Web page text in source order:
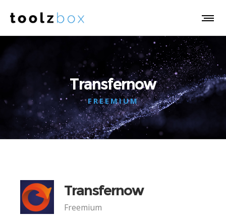
Transfernow
FREEMIUM
Transfernow
Freemium